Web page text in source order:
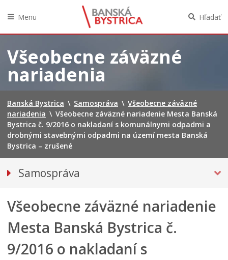
na
obsah
Menu Hľadať
Všeobecne záväzné
nariadenia
Banská Bystrica \ Samospráva \ Všeobecne záväzné
nariadenia \ Všeobecne záväzné nariadenie Mesta Banská
Bystrica č. 9/2016 o nakladaní s komunálnymi odpadmi a
drobnými stavebnými odpadmi na území mesta Banská
Bystrica – zrušené
Samospráva
Referendum 2026
Hlavný kontrolór mesta
Mestské zastupiteľstvo
Všeobecne záväzné nariadenie
Mesta Banská Bystrica č.
9/2016 o nakladaní s